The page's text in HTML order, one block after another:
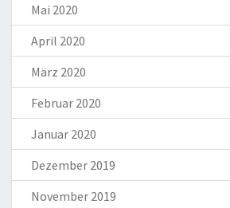
Mai 2020
April 2020
März 2020
Februar 2020
Januar 2020
Dezember 2019
November 2019